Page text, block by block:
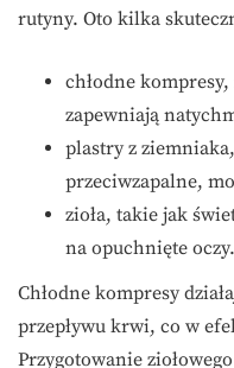
rutyny. Oto kilka
chłodne
zapewniają
plastry z
przeciwzapalne,
zioła, takie jak
na opuchnięte oczy.
Chłodne kompresy
przepływu krwi, co w
Przygotowanie